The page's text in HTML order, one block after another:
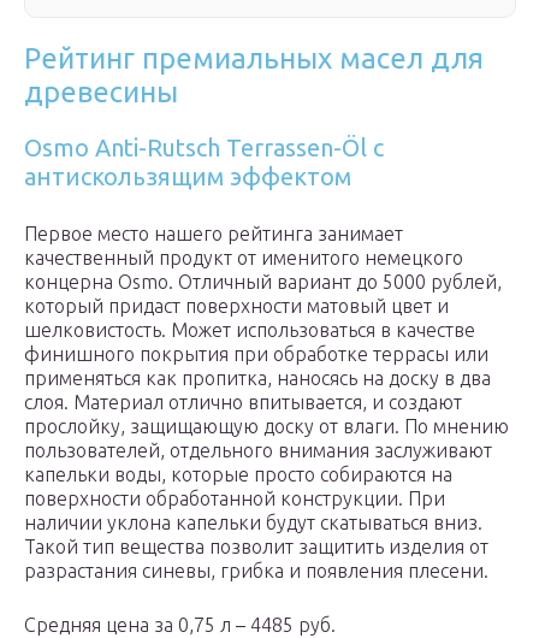
Рейтинг премиальных масел для
древесины
Osmo Anti-Rutsch Terrassen-Öl c
антискользящим эффектом
Первое место нашего рейтинга занимает
качественный продукт от именитого немецкого
концерна Osmo. Отличный вариант до 5000 рублей,
который придаст поверхности матовый цвет и
шелковистость. Может использоваться в качестве
финишного покрытия при обработке террасы или
применяться как пропитка, наносясь на доску в два
слоя. Материал отлично впитывается, и создают
прослойку, защищающую доску от влаги. По мнению
пользователей, отдельного внимания заслуживают
капельки воды, которые просто собираются на
поверхности обработанной конструкции. При
наличии уклона капельки будут скатываться вниз.
Такой тип вещества позволит защитить изделия от
разрастания синевы, грибка и появления плесени.
Средняя цена за 0,75 л – 4485 руб.